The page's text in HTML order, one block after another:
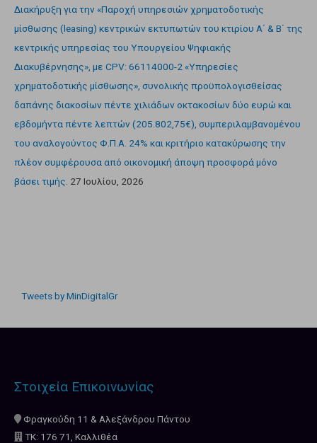
Διακήρυξη για την «Παροχή υπηρεσιών χρηματοδοτικής
μίσθωσης (leasing) κεντρικών εκτυπωτών του κτιρίου Α΄ & Β΄ της
κεντρικής υπηρεσίας του Υπουργείου Ψηφιακής
Διακυβέρνησης», με CPV: 66114000-2 «Υπηρεσίες
χρηματοδοτικής μίσθωσης», συνολικής προϋπολογισθείσας
δαπάνης διακοσίων πέντε χιλιάδων οκτακοσίων δύο ευρώ και
εβδομήντα πέντε λεπτών (205.802,75€), συμπεριλαμβανομένου
του αναλογούντος Φ.Π.Α. 24% και κριτήριο κατακύρωσης την
πλέον συμφέρουσα από οικονομική άποψη προσφορά μόνο
βάσει τιμής. 27 Ιουλίου, 2026
Tweets by MinDigitalGr
Στοιχεία Επικοινωνίας
Φραγκούδη 11 & Αλεξάνδρου Πάντου
ΤΚ: 176 71, Καλλιθέα